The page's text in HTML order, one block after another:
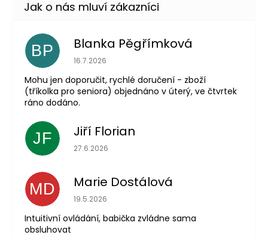
BP Blanka Pěgřímková
Hodnocení obchodu je 5 z 5 hvězdiček.
16.7.2026
Mohu jen doporučit, rychlé doručení - zboží
(tříkolka pro seniora) objednáno v úterý, ve čtvrtek
ráno dodáno.
JF Jiří Florian
Hodnocení obchodu je 5 z 5 hvězdiček.
27.6.2026
MD Marie Dostálová
Hodnocení obchodu je 5 z 5 hvězdiček.
19.5.2026
Intuitivní ovládání, babička zvládne sama
obsluhovat